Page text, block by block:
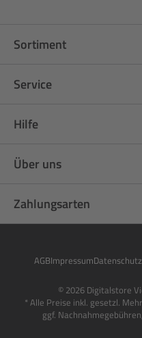
Sortiment
Service
Hilfe
Über uns
Zahlungsarten
AGBImpressumDatenschutz
© 2026 Digitalstore
* Alle Preise inkl. gesetzl.
ggf.